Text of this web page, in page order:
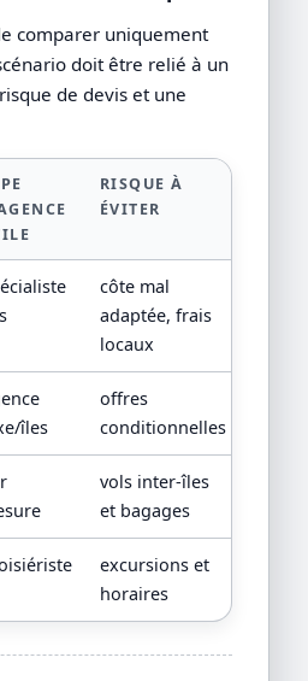
comparer uniquement
doit être relié à un
de devis et une
RISQUE À
ÉVITER
côte mal
adaptée, frais
locaux
îles
offres
conditionnelles
vols inter-îles
et bagages
excursions et
horaires